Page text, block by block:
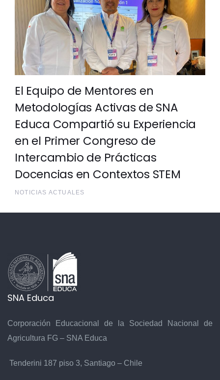
El Equipo de Mentores en
Metodologías Activas de SNA
Educa Compartió su Experiencia
en el Primer Congreso de
Intercambio de Prácticas
Docencias en Contextos STEM
NOTICIAS ACTUALES
SNA Educa
Corporación Educacional de la Sociedad Nacional de
Agricultura FG – SNA Educa
Tenderini 187 piso 3, Santiago – Chile